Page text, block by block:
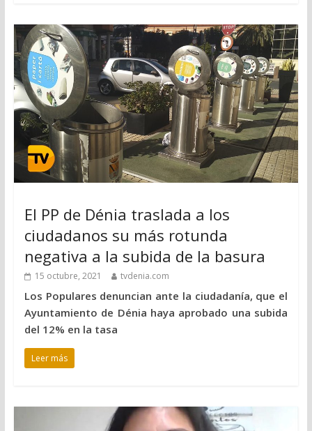
El PP de Dénia traslada a los
ciudadanos su más rotunda
negativa a la subida de la basura
15 octubre, 2021 tvdenia.com
Los Populares denuncian ante la ciudadanía, que el
Ayuntamiento de Dénia haya aprobado una subida
del 12% en la tasa
Leer más